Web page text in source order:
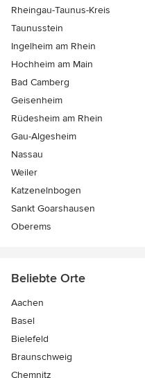
Rheingau-Taunus-Kreis
Taunusstein
Ingelheim am Rhein
Hochheim am Main
Bad Camberg
Geisenheim
Rüdesheim am Rhein
Gau-Algesheim
Nassau
Weiler
Katzenelnbogen
Sankt Goarshausen
Oberems
Beliebte Orte
Aachen
Basel
Bielefeld
Braunschweig
Chemnitz